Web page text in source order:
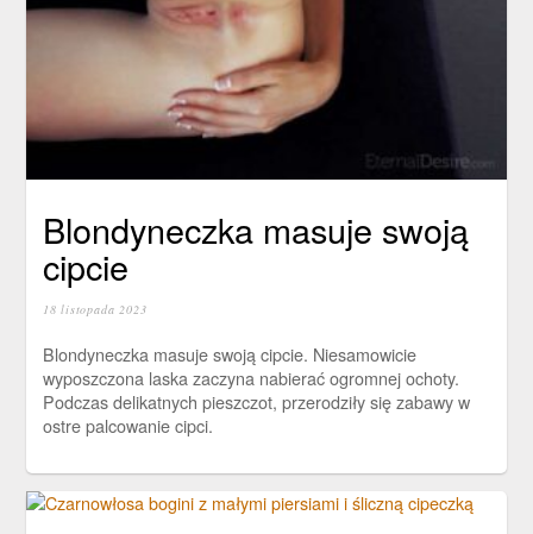
Blondyneczka masuje swoją
cipcie
18 listopada 2023
Blondyneczka masuje swoją cipcie. Niesamowicie
wyposzczona laska zaczyna nabierać ogromnej ochoty.
Podczas delikatnych pieszczot, przerodziły się zabawy w
ostre palcowanie cipci.